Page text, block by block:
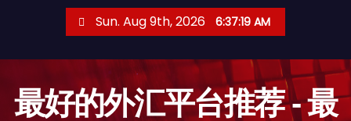
Sun. Aug 9th, 2026 6:37:21 AM
最好的外汇平台推荐 - 最